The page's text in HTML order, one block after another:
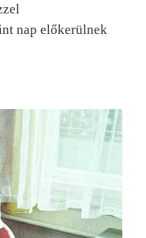
nap előkerülnek